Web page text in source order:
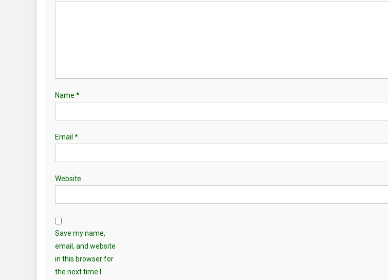
Name *
Email *
Website
Save my name,
email, and website
in this browser for
the next time I